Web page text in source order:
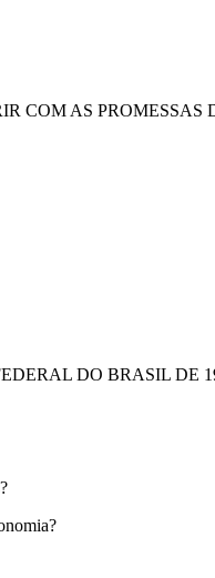
COM AS PROMESSAS
DO BRASIL DE